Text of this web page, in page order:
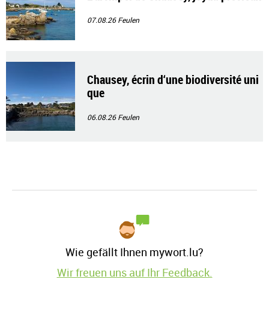
07.08.26Feulen
Chausey, écrin d‘une biodiversité uni
que
06.08.26Feulen
Wie gefällt Ihnen mywort.lu?
Wir freuen uns auf Ihr Feedback.